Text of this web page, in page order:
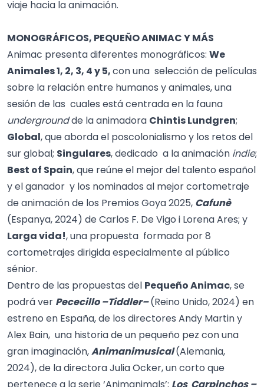
viaje hacia la animación.
MONOGRÁFICOS, PEQUEÑO ANIMAC Y MÁS
Animac presenta diferentes monográficos: We
Animales 1, 2, 3, 4 y 5,con una selección de películas
sobre la relación entre humanos y animales, una
sesión de las cuales está centrada en la fauna
undergroundde la animadora Chintis Lundgren;
Global, que aborda el poscolonialismo y los retos del
sur global; Singulares, dedicado a la animación indie;
Best of Spain, que reúne el mejor del talento español
y el ganador y los nominados al mejor cortometraje
de animación de los Premios Goya 2025, Cafunè
(Espanya, 2024) de Carlos F. De Vigo i Lorena Ares; y
Larga vida!, una propuesta formada por 8
cortometrajes dirigida especialmente al público
sénior.
Dentro de las propuestas del Pequeño Animac, se
podrá ver Pececillo –Tiddler–(Reino Unido, 2024) en
estreno en España, de los directores Andy Martin y
Alex Bain, una historia de un pequeño pez con una
gran imaginación,Animanimusical(Alemania,
2024), de la directora Julia Ocker, un corto que